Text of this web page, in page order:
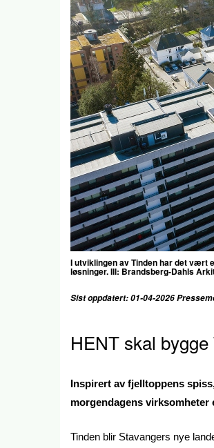
I utviklingen av Tinden har det vært
løsninger. Ill: Brandsberg-Dahls
Sist oppdatert: 01-04-2026
HENT skal
Inspirert av fjelltoppens
morgendagens
Tinden blir Stavangers nye